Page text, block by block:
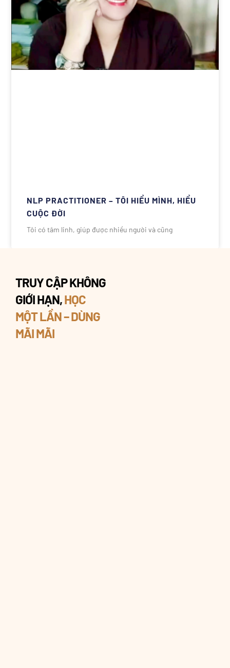
NLP PRACTITIONER – TÔI HIỂU MÌNH, HIỂU
CUỘC ĐỜI
Tôi có tâm linh, giúp được nhiều người và cũng
TRUY CẬP KHÔNG
GIỚI HẠN,HỌC
MỘT LẦN – DÙNG
MÃI MÃI